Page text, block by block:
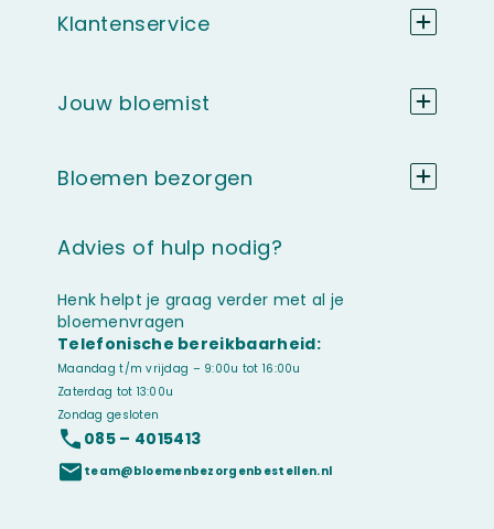
Advies of hulp nodig?
Henk helpt je graag verder met al je
bloemenvragen
Telefonische bereikbaarheid:
Maandag t/m vrijdag – 9:00u tot 16:00u
Zaterdag tot 13:00u
Zondag gesloten
085 – 4015413
team@bloemenbezorgenbestellen.nl
Klantenservice
Jouw bloemist
Bloemen bezorgen